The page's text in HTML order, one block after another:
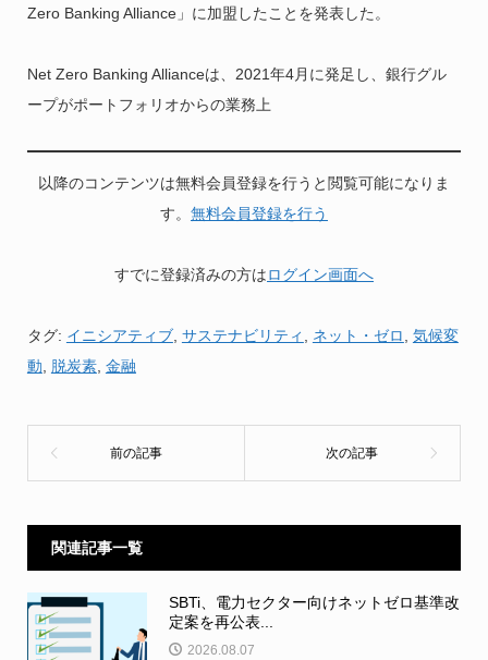
Zero Banking Alliance」に加盟したことを発表した。
Net Zero Banking Allianceは、2021年4月に発足し、銀行グル
ープがポートフォリオからの業務上
以降のコンテンツは無料会員登録を行うと閲覧可能になりま
す。 無料会員登録を行う
すでに登録済みの方はログイン画面へ
タグ: イニシアティブ, サステナビリティ ネット・ゼロ
気候変
動
脱炭素, 金融
関連記事一覧
SBTi、電力セクター向けネットゼロ基準改
定案を再公表...
2026.08.07